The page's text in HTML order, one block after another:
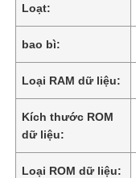
Loạt:
bao bì:
Loại RAM dữ liệu:
Kích thước ROM
dữ liệu:
Loại ROM dữ liệu: